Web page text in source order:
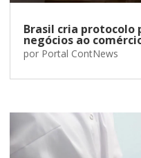
Brasil cria protocolo
negócios ao
por Portal ContNews